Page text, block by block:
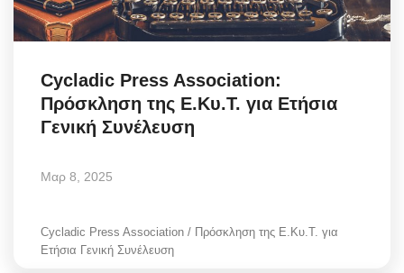
Cycladic Press Association:
Πρόσκληση της Ε.Κυ.Τ. για Ετήσια
Γενική Συνέλευση
Μαρ 8, 2025
Cycladic Press Association / Πρόσκληση της Ε.Κυ.Τ. για
Ετήσια Γενική Συνέλευση